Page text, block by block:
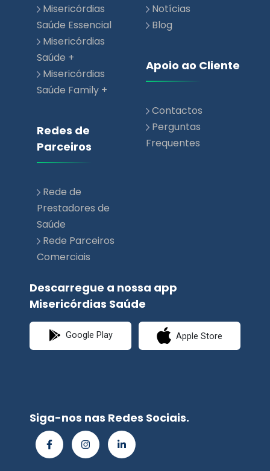
Saúde +
Misericórdias
Saúde Family +
Redes de
Parceiros
Rede de
Prestadores de
Rede Parceiros
Comerciais
Apoio ao Cliente
Contactos
Perguntas
Descarregue a nossa app
Misericórdias Saúde
Google Play Apple Store
© Misericórdias